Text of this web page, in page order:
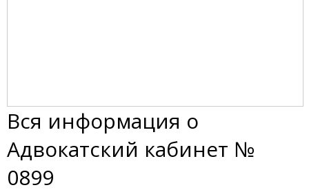
Вся информация о
Адвокатский кабинет №
0899